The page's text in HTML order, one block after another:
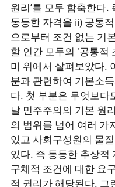
원리’를 모두 함축한다
동등한 자격을 ii) 공통
으로부터 조건 없는 기
할 인간 모두의 '공통적
미 위에서 살펴보았다.
분과 관련하여 기본소
다. 첫 부분은 무엇보다
날 민주주의의 기본 원
의 범위를 넘어 여러 가
있고 사회구성원의 물
있다. 즉 동등한 추상적
구체적 조건에 대한 요
적 권리가 해당된다. 그